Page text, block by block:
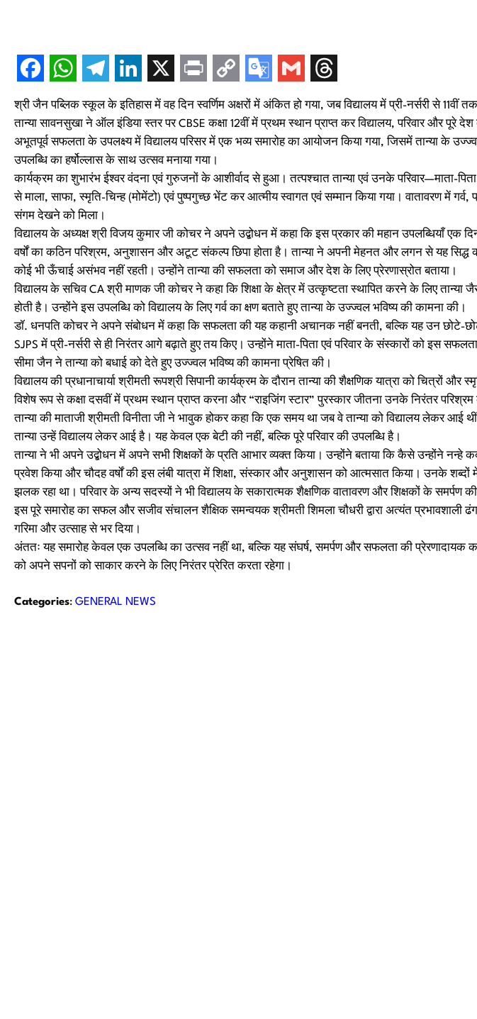
श्री जैन पब्लिक स्कूल के इतिहास में वह दिन स्वर्णिम अक्षरों में अंकित हो गया, जब विद्यालय में प्री-नर्सरी से 11वीं
तान्या सावनसुखा ने ऑल इंडिया स्तर पर CBSE कक्षा 12वीं में प्रथम स्थान प्राप्त कर विद्यालय, परिवार और पूरे देश
अभूतपूर्व सफलता के उपलक्ष्य में विद्यालय परिसर में एक भव्य समारोह का आयोजन किया गया, जिसमें तान्या के
उपलब्धि का हर्षोल्लास के साथ उत्सव मनाया गया।
कार्यक्रम का शुभारंभ ईश्वर वंदना एवं गुरुजनों के आशीर्वाद से हुआ। तत्पश्चात तान्या एवं उनके परिवार—माता-पिता,
से माला, साफा, स्मृति-चिन्ह (मोमेंटो) एवं पुष्पगुच्छ भेंट कर आत्मीय स्वागत एवं सम्मान किया गया। वातावरण में
संगम देखने को मिला।
विद्यालय के अध्यक्ष श्री विजय कुमार जी कोचर ने अपने उद्बोधन में कहा कि इस प्रकार की महान उपलब्धियाँ एक
वर्षों का कठिन परिश्रम, अनुशासन और अटूट संकल्प छिपा होता है। तान्या ने अपनी मेहनत और लगन से यह सिद्ध कर
कोई भी ऊँचाई असंभव नहीं रहती। उन्होंने तान्या की सफलता को समाज और देश के लिए प्रेरणास्रोत बताया।
विद्यालय के सचिव CA श्री माणक जी कोचर ने कहा कि शिक्षा के क्षेत्र में उत्कृष्टता स्थापित करने के लिए तान्या जैसे
होती है। उन्होंने इस उपलब्धि को विद्यालय के लिए गर्व का क्षण बताते हुए तान्या के उज्ज्वल भविष्य की कामना की।
डॉ. धनपति कोचर ने अपने संबोधन में कहा कि सफलता की यह कहानी अचानक नहीं बनती, बल्कि यह उन छोटे-छोटे
SJPS में प्री-नर्सरी से ही निरंतर आगे बढ़ाते हुए तय किए। उन्होंने माता-पिता एवं परिवार के संस्कारों को इस
सीमा जैन ने तान्या को बधाई को देते हुए उज्ज्वल भविष्य की कामना प्रेषित की।
विद्यालय की प्रधानाचार्या श्रीमती रूपश्री सिपानी कार्यक्रम के दौरान तान्या की शैक्षणिक यात्रा को चित्रों और
विशेष रूप से कक्षा दसवीं में प्रथम स्थान प्राप्त करना और “राइजिंग स्टार” पुरस्कार जीतना उनके निरंतर परिश्रम
तान्या की माताजी श्रीमती विनीता जी ने भावुक होकर कहा कि एक समय था जब वे तान्या को विद्यालय लेकर आई
तान्या उन्हें विद्यालय लेकर आई है। यह केवल एक बेटी की नहीं, बल्कि पूरे परिवार की उपलब्धि है।
तान्या ने भी अपने उद्बोधन में अपने सभी शिक्षकों के प्रति आभार व्यक्त किया। उन्होंने बताया कि कैसे उन्होंने नन्हे
प्रवेश किया और चौदह वर्षों की इस लंबी यात्रा में शिक्षा, संस्कार और अनुशासन को आत्मसात किया। उनके
झलक रहा था। परिवार के अन्य सदस्यों ने भी विद्यालय के सकारात्मक शैक्षणिक वातावरण और शिक्षकों के समर्पण की
इस पूरे समारोह का सफल और सजीव संचालन शैक्षिक समन्वयक श्रीमती शिमला चौधरी द्वारा अत्यंत प्रभावशाली
गरिमा और उत्साह से भर दिया।
अंततः यह समारोह केवल एक उपलब्धि का उत्सव नहीं था, बल्कि यह संघर्ष, समर्पण और सफलता की प्रेरणादायक
को अपने सपनों को साकार करने के लिए निरंतर प्रेरित करता रहेगा।
Categories: GENERAL NEWS